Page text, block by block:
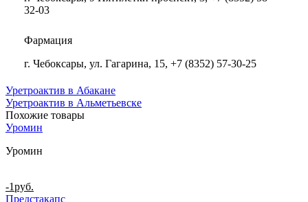
32-03
Фармация
г. Чебоксары, ул. Гагарина, 15, +7 (8352) 57-30-25
Уретроактив в Абакане
Уретроактив в Альметьевске
Похожие товары
Уромин
Уромин
-1руб.
Предстакапс